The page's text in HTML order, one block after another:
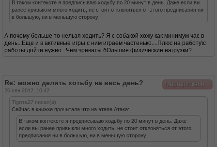
В таком контексте я предписываю ходьбу по 20 минут в день. Даже если вы
ранее привыкли много ходить, не стоит отклоняться от этого предписания ни
в большую, ни в меньшую сторону
А почему больше то нельзя ходить? Я с собакой хожу как минимум час в
день...Еще и в активные игры с ним играем частенько....Плюс на работу\с
работы дойти нужно...Чем чреваты бОльшие физические нагрузки?
Маргаритка86
Re: можно делить хотьбу на весь день?
26 сен 2012, 10:42
Tigrrra27 писал(а):
Сейчас в книжке прочитала что на этапе Атака:
В таком контексте я предписываю ходьбу по 20 минут в день. Даже
если вы ранее привыкли много ходить, не стоит отклоняться от этого
предписания ни в большую, ни в меньшую сторону